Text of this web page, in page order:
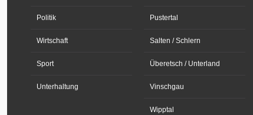
Politik
Wirtschaft
Sport
Unterhaltung
Pustertal
Salten / Schlern
Überetsch / Unterland
Vinschgau
Wipptal